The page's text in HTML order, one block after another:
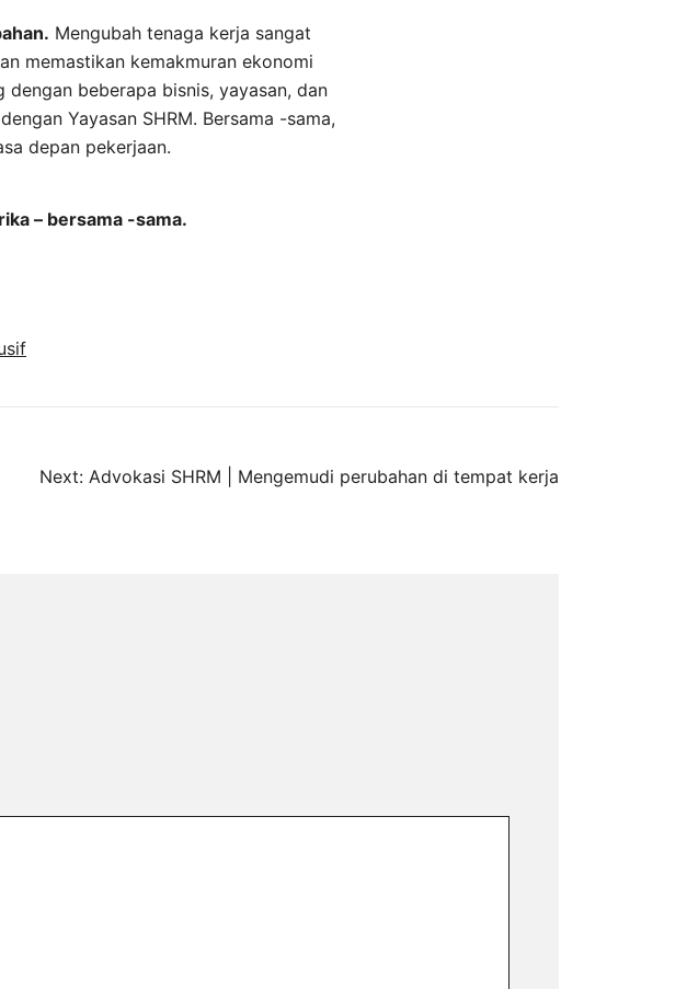
Mengubah tenaga kerja sangat
memastikan kemakmuran ekonomi
beberapa bisnis, yayasan, dan
Yayasan SHRM. Bersama -sama,
depan pekerjaan.
– bersama -sama.
Next: Advokasi SHRM | Mengemudi perubahan di tempat kerja